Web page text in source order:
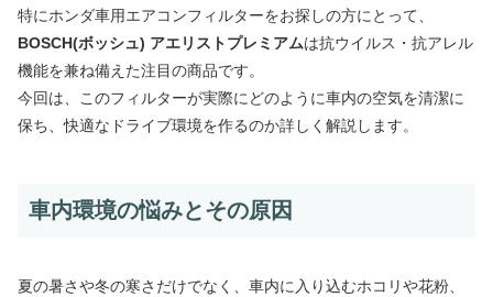
特にホンダ車用エアコンフィルターをお探しの方にとって、
BOSCH(ボッシュ) アエリストプレミアムは抗ウイルス・抗アレル
機能を兼ね備えた注目の商品です。
今回は、このフィルターが実際にどのように車内の空気を清潔に
保ち、快適なドライブ環境を作るのか詳しく解説します。
車内環境の悩みとその原因
夏の暑さや冬の寒さだけでなく、車内に入り込むホコリや花粉、